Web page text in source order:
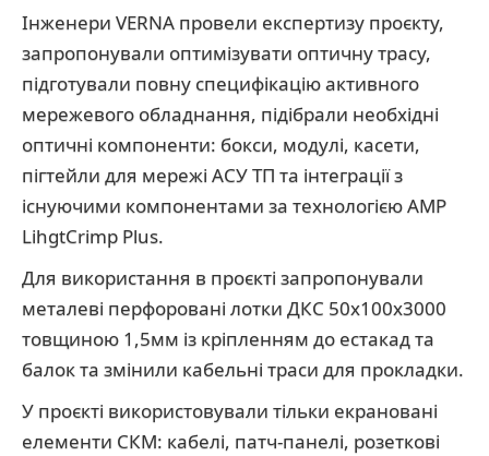
Інженери VERNA провели експертизу проєкту,
запропонували оптимізувати оптичну трасу,
підготували повну специфікацію активного
мережевого обладнання, підібрали необхідні
оптичні компоненти: бокси, модулі, касети,
пігтейли для мережі АСУ ТП та інтеграції з
існуючими компонентами за технологією АМP
LihgtCrimp Plus.
Для використання в проєкті запропонували
металеві перфоровані лотки ДКС 50х100х3000
товщиною 1,5мм із кріпленням до естакад та
балок та змінили кабельні траси для прокладки.
У проєкті використовували тільки екрановані
елементи СКМ: кабелі, патч-панелі, розеткові